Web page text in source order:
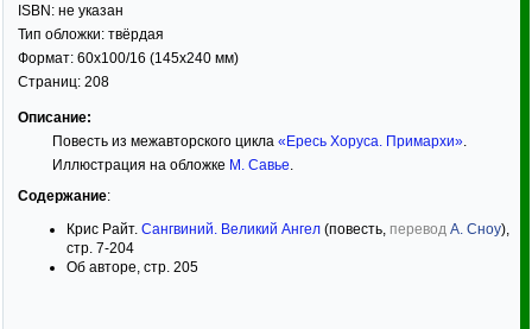
ISBN: не указан
Тип обложки: твёрдая
Формат: 60x100/16 (145x240 мм)
Страниц: 208
Описание:
Повесть из межавторского цикла «Ересь Хоруса. Примархи».
Иллюстрация на обложке М. Савье.
Содержание:
Крис Райт. Сангвиний. Великий Ангел (повесть, перевод А. Сноу),
стр. 7-204
Об авторе, стр. 205